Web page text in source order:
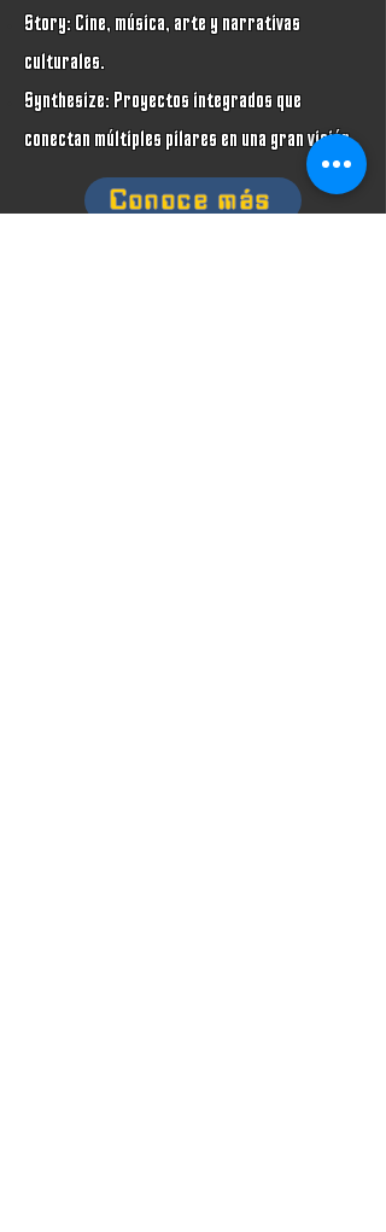
Story: Cine, música, arte y narrativas
culturales.
Synthesize: Proyectos integrados que
conectan múltiples pilares en una gran visión.
Conoce más